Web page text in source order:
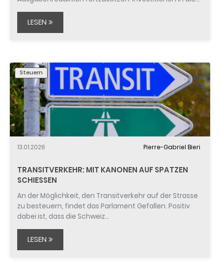
LESEN
Steuern
13.01.2026 Pierre-Gabriel Bieri
TRANSITVERKEHR: MIT KANONEN AUF SPATZEN
SCHIESSEN
An der Möglichkeit, den Transitverkehr auf der Strasse
zu besteuern, findet das Parlament Gefallen. Positiv
dabei ist, dass die Schweiz…
LESEN